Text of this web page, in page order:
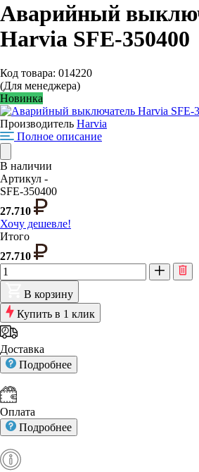
Аварийный
Harvia SFE-350400
Код товара: 014220
(Для менеджера)
Новинка
Производитель Harvia
Полное описание
В наличии
Артикул -
SFE-350400
27.710
Хочу дешевле!
Итого
27.710
В корзину
Купить в 1 клик
Доставка
Подробнее
Оплата
Подробнее